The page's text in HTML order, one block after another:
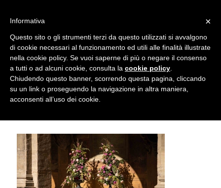
Re e regine di fiori – Omaggio a
George Smith © Marco Mercuri
accetta l'uso dei cookies previsto nella pagina dedicata.
Fai clic per abilitare/disabilitare il tracciamento di
Google Analytics.
OK Privacy e cookie policy
×
Informativa
Questo sito o gli strumenti terzi da questo utilizzati si avvalgono
di cookie necessari al funzionamento ed utili alle finalità illustrate
nella cookie policy. Se vuoi saperne di più o negare il consenso
a tutti o ad alcuni cookie, consulta la cookie policy
Chiudendo questo banner, scorrendo questa pagina, cliccando
su un link o proseguendo la navigazione in altra maniera,
acconsenti all’uso dei cookie.